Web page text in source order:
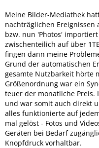
Meine Bilder-Mediathek
nachträglichen Ereignissen
bzw. nun 'Photos'
zwischenteilich auf über
fingen dann meine
Grund der automatischen
gesamte Nutzbarkeit hörte
Größenordnung war ein
teuer der monatliche Preis.
und war somit auch direkt
alles funktionierte auf
mal gelöst - Fotos und
Geräten bei Bedarf
Knopfdruck vorhaltbar.